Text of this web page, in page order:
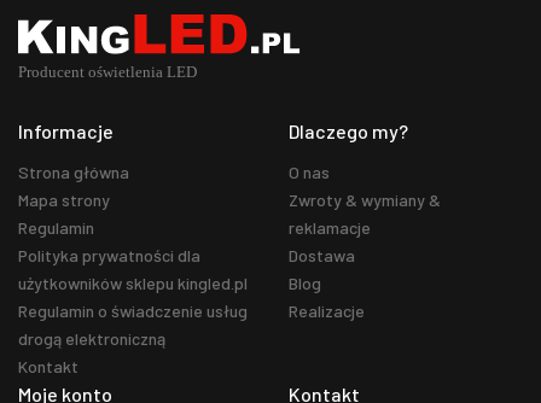
Informacje
Strona główna
Mapa strony
Regulamin
Polityka prywatności dla
użytkowników sklepu kingled.pl
Regulamin o świadczenie usług
drogą elektroniczną
Kontakt
Dlaczego my?
O nas
Zwroty & wymiany &
reklamacje
Dostawa
Blog
Realizacje
Moje konto Kontakt